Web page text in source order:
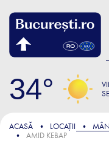
34
ACASĂ LOCAȚII
AMID KEBAP